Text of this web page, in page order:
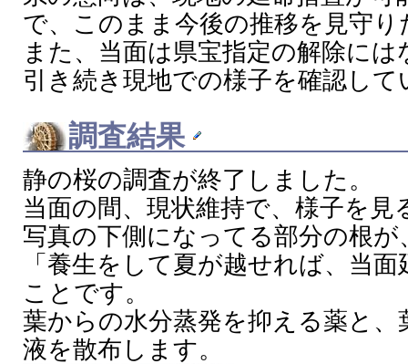
で、このまま今後の推移を見守
また、当面は県宝指定の解除に
引き続き現地での様子を確認し
調査結果
静の桜の調査が終了しました。
当面の間、現状維持で、様子を
写真の下側になってる部分の根
「養生をして夏が越せれば、当
ことです。
葉からの水分蒸発を抑える薬と
液を散布します。